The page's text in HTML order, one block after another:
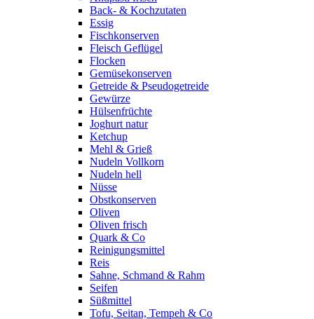
Back- & Kochzutaten
Essig
Fischkonserven
Fleisch Geflügel
Flocken
Gemüsekonserven
Getreide & Pseudogetreide
Gewürze
Hülsenfrüchte
Joghurt natur
Ketchup
Mehl & Grieß
Nudeln Vollkorn
Nudeln hell
Nüsse
Obstkonserven
Oliven
Oliven frisch
Quark & Co
Reinigungsmittel
Reis
Sahne, Schmand & Rahm
Seifen
Süßmittel
Tofu, Seitan, Tempeh & Co